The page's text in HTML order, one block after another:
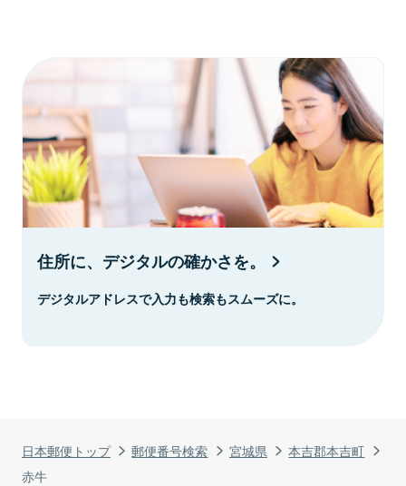
日本郵便トップ 郵便番号検索 宮城県
本吉郡本吉町
赤牛
住所に、デジタルの確かさを。
デジタルアドレスで入力も検索もスムーズに。